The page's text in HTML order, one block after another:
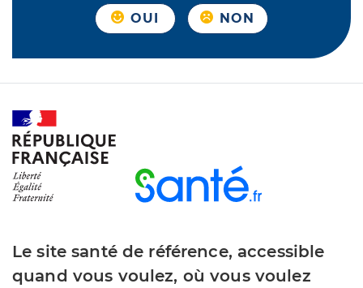
OUI NON
Le site santé de référence, accessible
quand vous voulez, où vous voulez